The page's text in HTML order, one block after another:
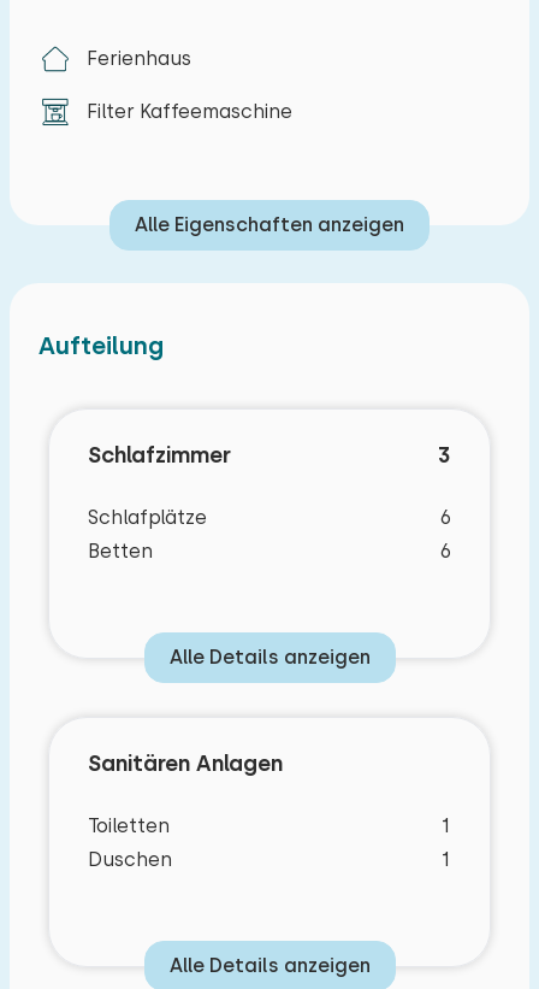
Ferienhaus
Filter Kaffeemaschine
Alle Eigenschaften anzeigen
Aufteilung
Schlafzimmer 3
Schlafplätze
6
Betten
6
Alle Details anzeigen
Sanitären Anlagen
Toiletten
1
Duschen
1
Alle Details anzeigen